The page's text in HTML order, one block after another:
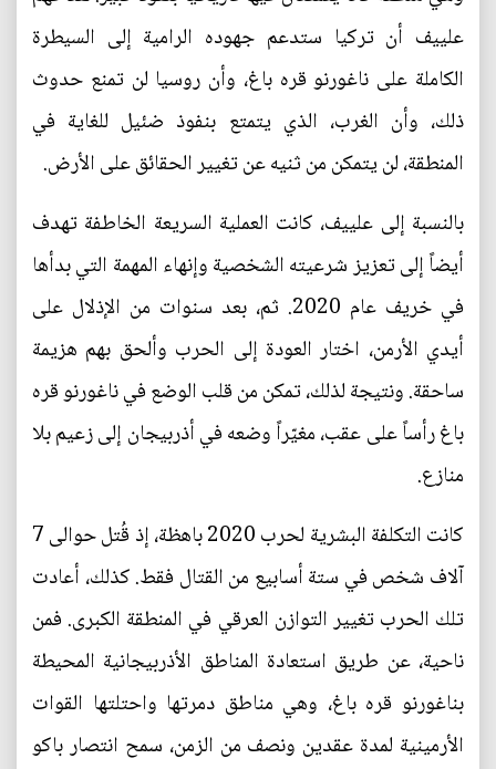
علييف أن تركيا ستدعم جهوده الرامية إلى السيطرة
الكاملة على ناغورنو قره باغ، وأن روسيا لن تمنع حدوث
ذلك، وأن الغرب، الذي يتمتع بنفوذ ضئيل للغاية في
المنطقة، لن يتمكن من ثنيه عن تغيير الحقائق على الأرض.
بالنسبة إلى علييف، كانت العملية السريعة الخاطفة تهدف
أيضاً إلى تعزيز شرعيته الشخصية وإنهاء المهمة التي بدأها
في خريف عام 2020. ثم، بعد سنوات من الإذلال على
أيدي الأرمن، اختار العودة إلى الحرب وألحق بهم هزيمة
ساحقة. ونتيجة لذلك، تمكن من قلب الوضع في ناغورنو قره
باغ رأساً على عقب، مغيّراً وضعه في أذربيجان إلى زعيم بلا
منازع.
كانت التكلفة البشرية لحرب 2020 باهظة، إذ قُتل حوالى 7
آلاف شخص في ستة أسابيع من القتال فقط. كذلك، أعادت
تلك الحرب تغيير التوازن العرقي في المنطقة الكبرى. فمن
ناحية، عن طريق استعادة المناطق الأذربيجانية المحيطة
بناغورنو قره باغ، وهي مناطق دمرتها واحتلتها القوات
الأرمينية لمدة عقدين ونصف من الزمن، سمح انتصار باكو